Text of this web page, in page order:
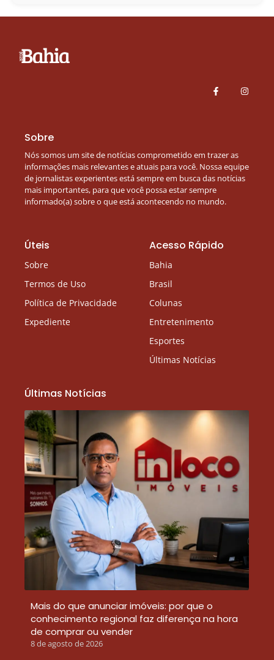
Sobre
Nós somos um site de notícias comprometido em trazer as
informações mais relevantes e atuais para você. Nossa equipe
de jornalistas experientes está sempre em busca das notícias
mais importantes, para que você possa estar sempre
informado(a) sobre o que está acontecendo no mundo.
Úteis
Sobre
Termos de Uso
Política de Privacidade
Expediente
Acesso Rápido
Bahia
Brasil
Colunas
Entretenimento
Esportes
Últimas Notícias
Últimas Notícias
Mais do que anunciar imóveis: por que o
conhecimento regional faz diferença na hora
de comprar ou vender
8 de agosto de 2026